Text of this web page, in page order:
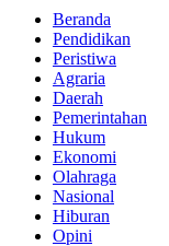
Beranda
Pendidikan
Peristiwa
Agraria
Daerah
Pemerintahan
Hukum
Ekonomi
Olahraga
Nasional
Hiburan
Opini